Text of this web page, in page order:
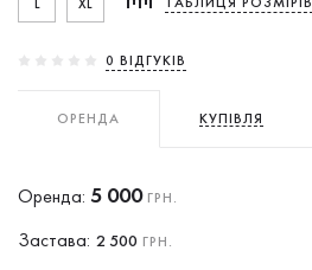
0 ВIДГУКIВ
ОРЕНДА КУПІВЛЯ
Оренда: 5 000ГРН.
Застава: 2 500 ГРН.